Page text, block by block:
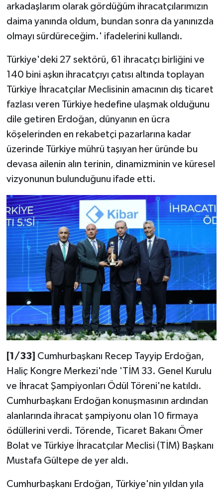
arkadaşlarım olarak gördüğüm ihracatçılarımızın
daima yanında oldum, bundan sonra da yanınızda
olmayı sürdüreceğim.' ifadelerini kullandı.
Türkiye'deki 27 sektörü, 61 ihracatçı birliğini ve
140 bini aşkın ihracatçıyı çatısı altında toplayan
Türkiye İhracatçılar Meclisinin amacının dış ticaret
fazlası veren Türkiye hedefine ulaşmak olduğunu
dile getiren Erdoğan, dünyanın en ücra
köşelerinden en rekabetçi pazarlarına kadar
üzerinde Türkiye mührü taşıyan her üründe bu
devasa ailenin alın terinin, dinamizminin ve küresel
vizyonunun bulunduğunu ifade etti.
[1/33] Cumhurbaşkanı Recep Tayyip Erdoğan,
Haliç Kongre Merkezi'nde 'TİM 33. Genel Kurulu
ve İhracat Şampiyonları Ödül Töreni'ne katıldı.
Cumhurbaşkanı Erdoğan konuşmasının ardından
alanlarında ihracat şampiyonu olan 10 firmaya
ödüllerini verdi. Törende, Ticaret Bakanı Ömer
Bolat ve Türkiye İhracatçılar Meclisi (TİM) Başkanı
Mustafa Gültepe de yer aldı.
Cumhurbaşkanı Erdoğan, Türkiye'nin yıldan yıla